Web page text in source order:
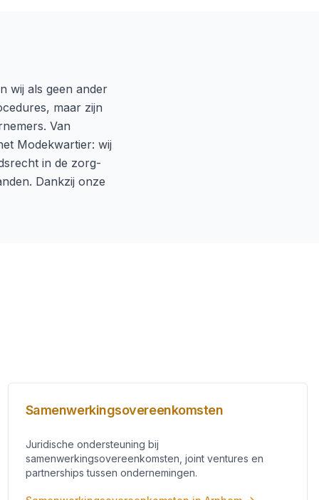
wij als geen ander
maar zijn
Van
Modekwartier: wij
in de zorg-
Dankzij onze
Samenwerkingsovereenkomsten
Juridische ondersteuning bij
samenwerkingsovereenkomsten, joint ventures en
partnerships tussen ondernemingen.